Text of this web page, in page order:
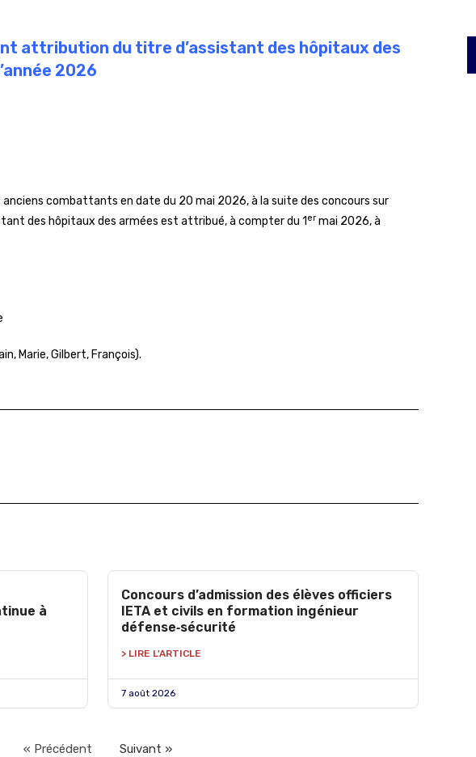
attribution du titre d’assistant des hôpitaux des
2026
combattants en date du 20 mai 2026, à la suite des concours sur
des hôpitaux des armées est attribué, à compter du 1 er mai 2026, à
Marie, Gilbert, François).
à
Concours d’admission des élèves officiers
IETA et civils en formation ingénieur
défense‑sécurité
> LIRE L'ARTICLE
7 août 2026
« Précédent Suivant »